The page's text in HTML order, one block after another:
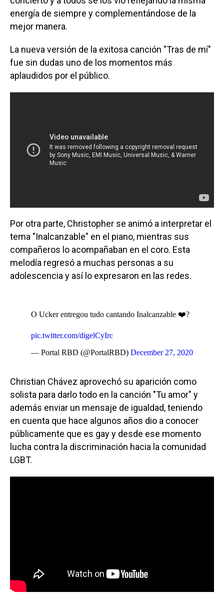
energía de siempre y complementándose de la
mejor manera.
La nueva versión de la exitosa canción "Tras de mí"
fue sin dudas uno de los momentos más
aplaudidos por el público.
Por otra parte, Christopher se animó a interpretar el
tema "Inalcanzable" en el piano, mientras sus
compañeros lo acompañaban en el coro. Esta
melodía regresó a muchas personas a su
adolescencia y así lo expresaron en las redes.
O Ucker entregou tudo cantando Inalcanzable ❤️?
pic.twitter.com/digelCyIrc
— Portal RBD (@PortalRBD) December 27, 2020
Christian Chávez aprovechó su aparición como
solista para darlo todo en la canción "Tu amor" y
además enviar un mensaje de igualdad, teniendo
en cuenta que hace algunos años dio a conocer
públicamente que es gay y desde ese momento
lucha contra la discriminación hacia la comunidad
LGBT.